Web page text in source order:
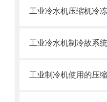
工业冷水机压缩机冷
工业制冷机使用的压